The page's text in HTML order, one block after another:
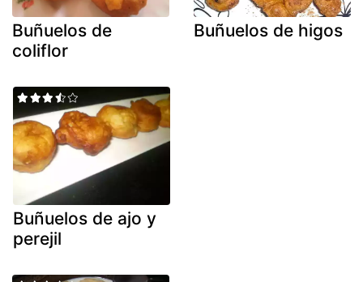
Buñuelos de
coliflor
Buñuelos de higos
Buñuelos de ajo y
perejil